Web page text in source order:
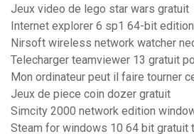
Jeux video de lego star wars gratuit
Internet explorer 6 sp1 64-bit
Nirsoft wireless network watcher
Telecharger teamviewer 13 gratuit
Mon ordinateur peut il faire tourner
Jeux de piece coin dozer gratuit
Simcity 2000 network edition
Steam for windows 10 64 bit gratuit